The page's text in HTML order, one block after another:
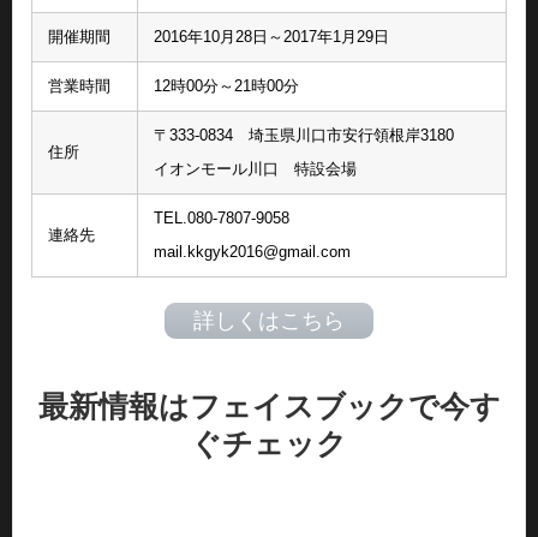
開催期間 2016年10月28日～2017年1月29日
営業時間 12時00分～21時00分
住所
〒333-0834 埼玉県川口市安行領根岸3180
イオンモール川口 特設会場
連絡先
TEL.080‐7807‐9058
mail.kkgyk2016@gmail.com
詳しくはこちら
最新情報はフェイスブックで今す
ぐチェック